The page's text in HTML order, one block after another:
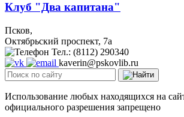
Клуб "Два капитана"
Псков,
Октябрьский проспект, 7a
Тел.: (8112) 290340
kaverin@pskovlib.ru
Использование любых находящихся на
официального разрешения запрещено